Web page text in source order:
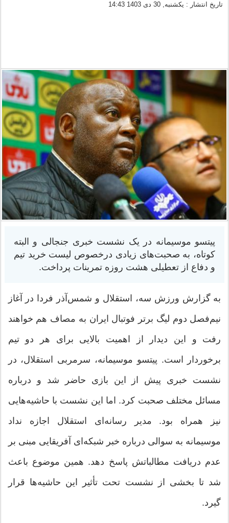
تاریخ انتشار : یکشنبه, 30 دی 1403 14:43
پیتسو موسیمانه در یک نشست خبری جنجالی و البته
کوتاه، به صحبت‌های زیادی درخصوص لیست خرید تیم
و دفاع از تعطیلی هشت روزه تمرینات پرداخت.
به گزارش ورزش سه، استقلال و شمس‌آذر فردا در آغاز
نیم‌فصل دوم لیگ برتر فوتبال ایران به مصاف هم خواهند
رفت و این دیدار از اهمیت بالایی برای هر دو تیم
برخوردار است. پیتسو موسیمانه، سرمربی استقلال، در
نشست خبری پیش از این بازی حاضر شد و درباره
مسائل مختلف صحبت کرد. اما این نشست با حاشیه‌هایی
نیز همراه بود. مدیر رسانه‌ای استقلال اجازه نداد
موسیمانه به سوالی درباره خبر شبکه‌ای آفریقایی مبنی بر
عدم دریافت مطالباتش پاسخ دهد. همین موضوع باعث
شد تا بخشی از نشست تحت تأثیر این حاشیه‌ها قرار
گیرد.